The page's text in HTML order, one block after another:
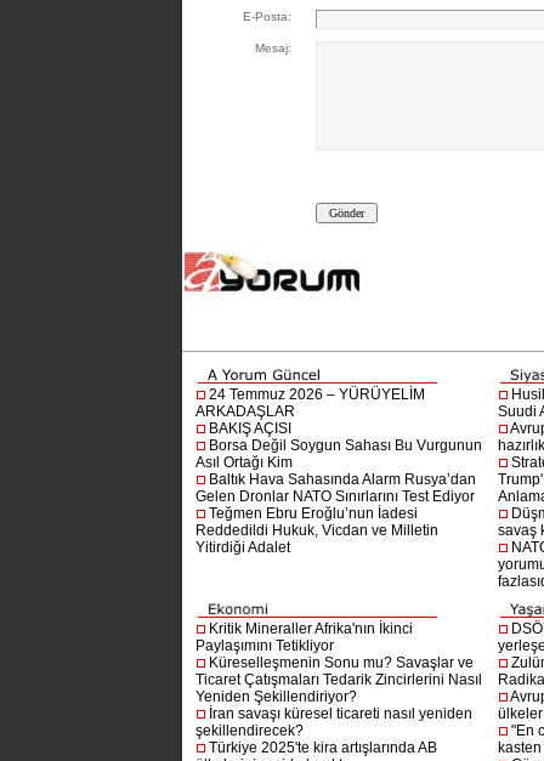
E-Posta:
Mesaj:
24 Temmuz 2026 – YÜRÜYELİM
ARKADAŞLAR
BAKIŞ AÇISI
Borsa Değil Soygun Sahası Bu Vurgunun
Asıl Ortağı Kim
Baltık Hava Sahasında Alarm Rusya’dan
Gelen Dronlar NATO Sınırlarını Test Ediyor
Teğmen Ebru Eroğlu’nun İadesi
Reddedildi Hukuk, Vicdan ve Milletin
Yitirdiği Adalet
Suudi
savaş
Kritik Mineraller Afrika'nın İkinci
Paylaşımını Tetikliyor
Küreselleşmenin Sonu mu? Savaşlar ve
Ticaret Çatışmaları Tedarik Zincirlerini Nasıl
Yeniden Şekillendiriyor?
İran savaşı küresel ticareti nasıl yeniden
şekillendirecek?
Türkiye 2025'te kira artışlarında AB
"En